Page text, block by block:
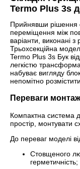
Termo Plus 3s
Прийнявши рішення
переміщення між
варіанти, виконані
Трьохсекційна
Termo Plus 3s Бук
легкістю
набуває вигляду
непомітно
Переваги
Компактна система
простір, монтувати
До переваг моделі
Стовщеного
герметичність;